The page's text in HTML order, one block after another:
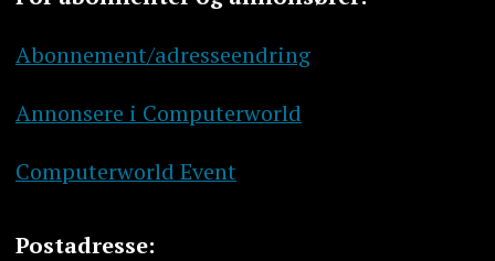
Abonnement/adresseendring
Annonsere i Computerworld
Computerworld Event
Postadresse: